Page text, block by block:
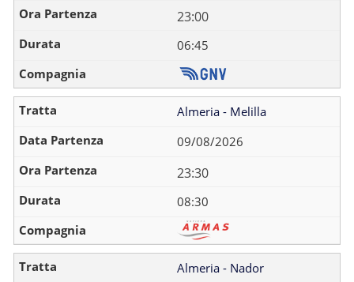
23:00
06:45
Almeria - Melilla
09/08/2026
23:30
08:30
Almeria - Nador